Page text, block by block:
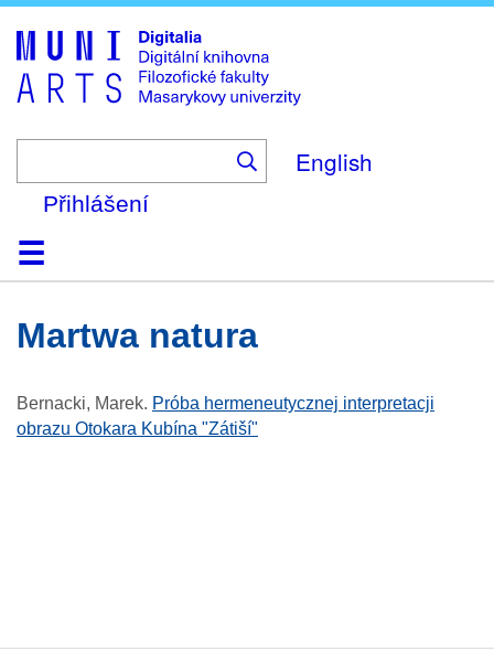
to
main
content
English
Přihlášení
DomůKolekce
Prohlížení
Vyhledávání
O platformě
Nápověda
KontaktDigitalia
martwa natura
Bernacki, Marek. Próba hermeneutycznej interpretacji
obrazu Otokara Kubína "Zátiší"